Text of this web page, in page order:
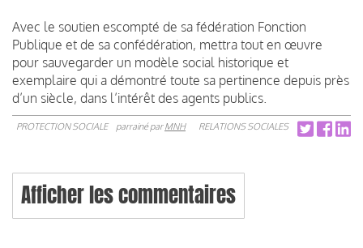
Avec le soutien escompté de sa fédération Fonction
Publique et de sa confédération, mettra tout en œuvre
pour sauvegarder un modèle social historique et
exemplaire qui a démontré toute sa pertinence depuis près
d’un siècle, dans l’intérêt des agents publics.
PROTECTION SOCIALE parrainé parMNH RELATIONS SOCIALES
Afficher les commentaires